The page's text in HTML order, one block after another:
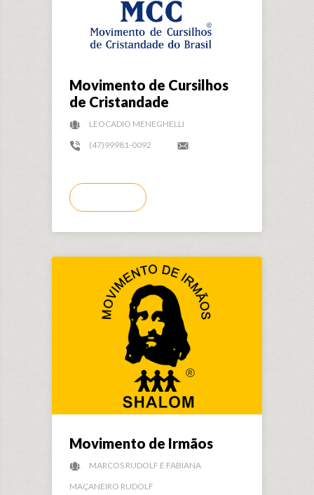
Movimento de Cursilhos
de Cristandade
LEOCADIO MENEGHELLI
(47)99981-0092
Movimento de Irmãos
MARCOS RUDOLF E FABIANA
MAÇANEIRO RUDOLF